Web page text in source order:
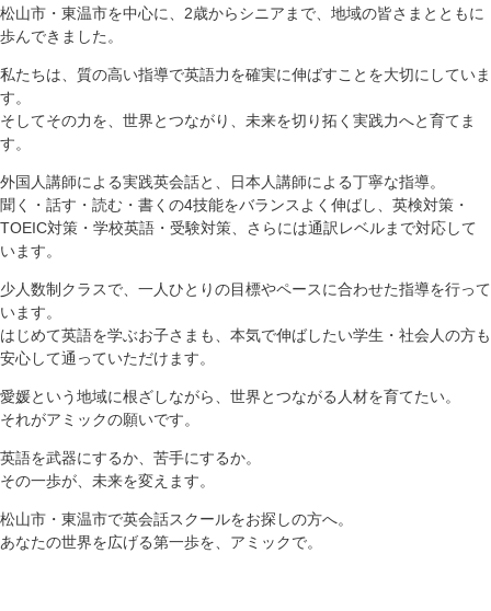
松山市・東温市を中心に、2歳からシニアまで、地域の皆さまとともに
歩んできました。
私たちは、質の高い指導で英語力を確実に伸ばすことを大切にしていま
す。
そしてその力を、世界とつながり、未来を切り拓く実践力へと育てま
す。
外国人講師による実践英会話と、日本人講師による丁寧な指導。
聞く・話す・読む・書くの4技能をバランスよく伸ばし、英検対策・
TOEIC対策・学校英語・受験対策、さらには通訳レベルまで対応して
います。
少人数制クラスで、一人ひとりの目標やペースに合わせた指導を行って
います。
はじめて英語を学ぶお子さまも、本気で伸ばしたい学生・社会人の方も
安心して通っていただけます。
愛媛という地域に根ざしながら、世界とつながる人材を育てたい。
それがアミックの願いです。
英語を武器にするか、苦手にするか。
その一歩が、未来を変えます。
松山市・東温市で英会話スクールをお探しの方へ。
あなたの世界を広げる第一歩を、アミックで。